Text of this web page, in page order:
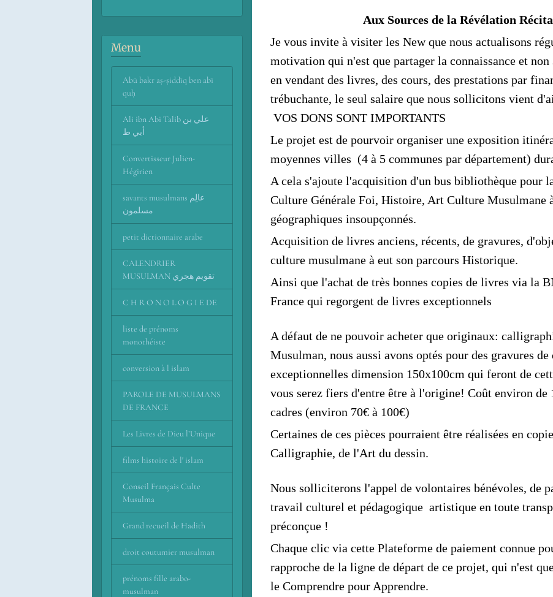
Aux Sources de la Révélation
Je vous invite à visiter les New que nous actualisons
motivation qui n'est que partager la connaissance et
en vendant des livres, des cours, des prestations par
trébuchante, le seul salaire que nous sollicitons vient
VOS DONS SONT IMPORTANTS
Le projet est de pourvoir organiser une exposition
moyennes villes (4 à 5 communes par département)
A cela s'ajoute l'acquisition d'un bus bibliothèque pour
Culture Générale Foi, Histoire, Art Culture Musulmane
géographiques insoupçonnés.
Acquisition de livres anciens, récents, de gravures,
culture musulmane à eut son parcours Historique.
Ainsi que l'achat de très bonnes copies de livres via la
France qui regorgent de livres exceptionnels
A défaut de ne pouvoir acheter que originaux:
Musulman, nous aussi avons optés pour des gravures de
exceptionnelles dimension 150x100cm qui feront de
vous serez fiers d'entre être à l'origine! Coût environ de
cadres (environ 70€ à 100€)
Certaines de ces pièces pourraient être réalisées en
Calligraphie, de l'Art du dessin.
Nous solliciterons l'appel de volontaires bénévoles, de
travail culturel et pédagogique artistique en toute
préconçue !
Chaque clic via cette Plateforme de paiement connue
rapproche de la ligne de départ de ce projet, qui n'est
le Comprendre pour Apprendre.
Menu
Abū bakr aṣ-ṣiddīq ben abī
quḥ
Ali ibn Abi Talib علي بن
أبي ط
Convertisseur Julien-
Hégirien
savants musulmans عالِم
مسلمون
petit dictionnaire arabe
CALENDRIER
MUSULMAN تقويم هجري
C H R O N O L O G I E DE
liste de prénoms
monothéiste
conversion à l islam
PAROLE DE MUSULMANS
DE FRANCE
Les Livres de Dieu l’Unique
films histoire de l' islam
Conseil Français Culte
Musulma
Grand recueil de Hadith
droit coutumier musulman
prénoms fille arabo-
musulman